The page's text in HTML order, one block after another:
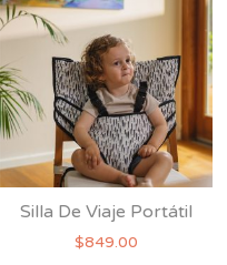
Silla De Viaje Portátil
$849.00